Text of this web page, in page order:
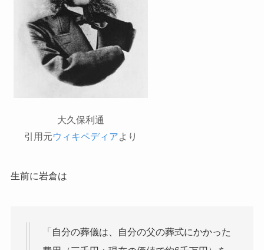
大久保利通
引用元ウィキペディアより
生前に岩倉は
「自分の葬儀は、自分の父の葬式にかかった